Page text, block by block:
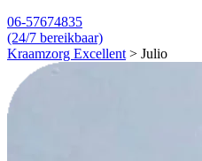
06-57674835
(24/7 bereikbaar)
Kraamzorg Excellent > Julio